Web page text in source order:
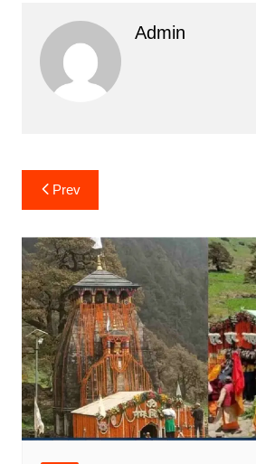
Admin
Post
navigation
Prev